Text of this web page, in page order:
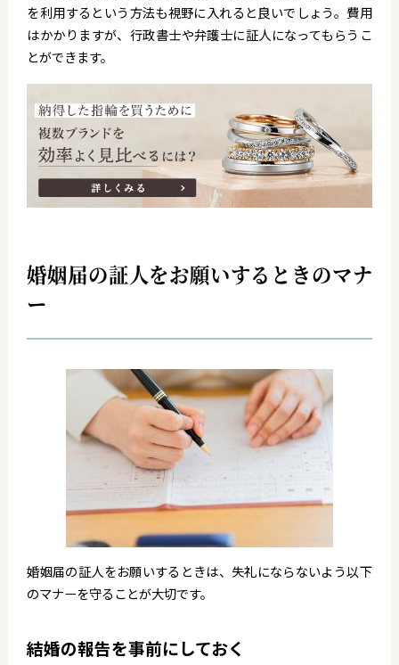
を利用するという方法も視野に入れると良いでしょう。費用
はかかりますが、行政書士や弁護士に証人になってもらうこ
とができます。
婚姻届の証人をお願いするときのマナ
ー
婚姻届の証人をお願いするときは、失礼にならないよう以下
のマナーを守ることが大切です。
結婚の報告を事前にしておく